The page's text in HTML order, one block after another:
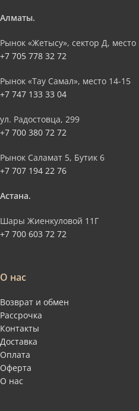
Алматы.
Рынок «Жетысу», сектор Д, место
+7 705 778 32 72
Рынок «Тау Самал», место 14-15
+7 747 133 33 04
ул. Радостовца, 299
+7 700 380 72 72
Рынок Саламат 5, Бутик 6
+7 707 194 22 76
Астана.
Шары Жиенкуловой 11Г
+7 700 603 72 72
О нас
Возврат и обмен
Рассрочка
Контакты
Доставка
Оплата
Оферта
О нас